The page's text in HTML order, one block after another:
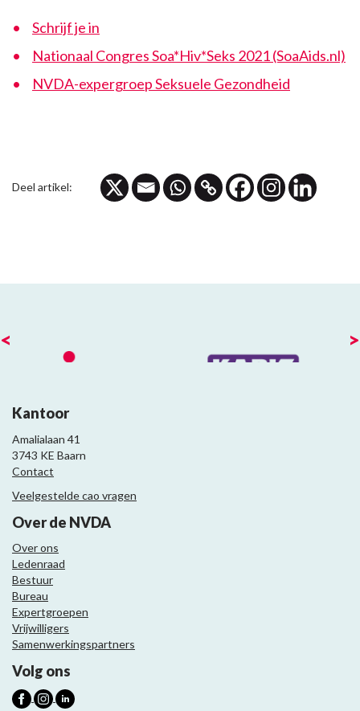
Schrijf je in
Nationaal Congres Soa*Hiv*Seks 2021 (SoaAids.nl)
NVDA-expergroep Seksuele Gezondheid
Deel artikel:
< >
Kantoor
Amalialaan 41
3743 KE Baarn
Contact
Veelgestelde cao vragen
Over de NVDA
Over ons
Ledenraad
Bestuur
Bureau
Expertgroepen
Vrijwilligers
Samenwerkingspartners
Volg ons